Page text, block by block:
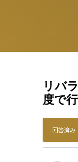
リバ
度で
回答済み